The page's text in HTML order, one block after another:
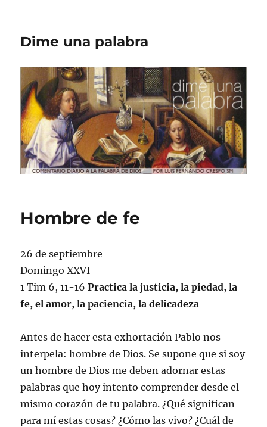
Dime una palabra
Hombre de fe
26 de septiembre
Domingo XXVI
1 Tim 6, 11-16Practica la justicia, la piedad, la
fe, el amor, la paciencia, la delicadeza
Antes de hacer esta exhortación Pablo nos
interpela: hombre de Dios. Se supone que si soy
un hombre de Dios me deben adornar estas
palabras que hoy intento comprender desde el
mismo corazón de tu palabra. ¿Qué significan
para mí estas cosas? ¿Cómo las vivo? ¿Cuál de